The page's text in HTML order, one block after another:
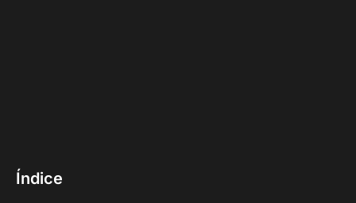
Índice